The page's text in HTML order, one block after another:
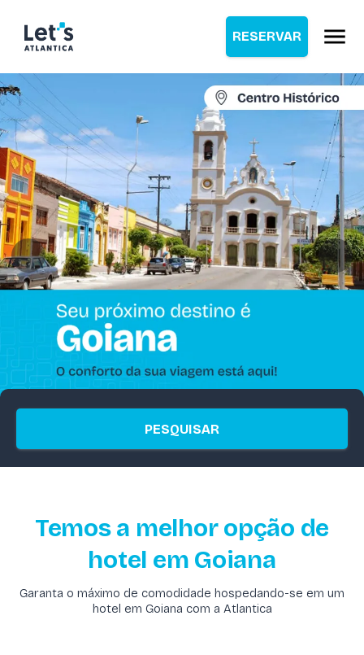
RESERVAR
PESQUISAR
Temos a melhor opção de
hotel em Goiana
Garanta o máximo de comodidade hospedando-se em um
hotel em Goiana com a Atlantica